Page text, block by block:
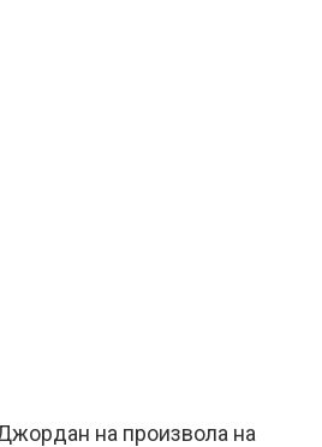
на произвола на